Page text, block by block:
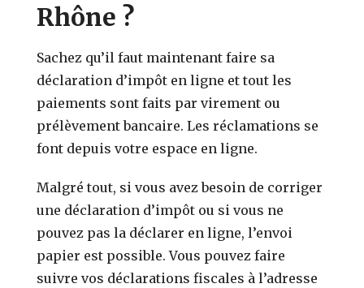
Rhône ?
Sachez qu’il faut maintenant faire sa
déclaration d’impôt en ligne et tout les
paiements sont faits par virement ou
prélèvement bancaire. Les réclamations se
font depuis votre espace en ligne.
Malgré tout, si vous avez besoin de corriger
une déclaration d’impôt ou si vous ne
pouvez pas la déclarer en ligne, l’envoi
papier est possible. Vous pouvez faire
suivre vos déclarations fiscales à l’adresse